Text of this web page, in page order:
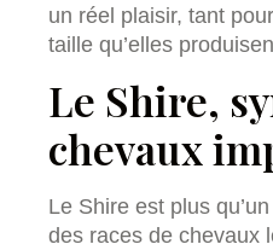
un réel plaisir, tant
taille qu’elles
Le Shire,
chevaux
Le Shire est plus
des races de chevaux